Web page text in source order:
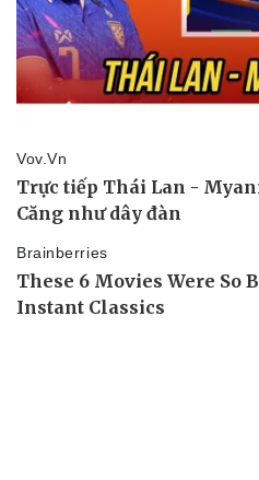
Doanh nghiệp
Thông tin doanh nghiệp